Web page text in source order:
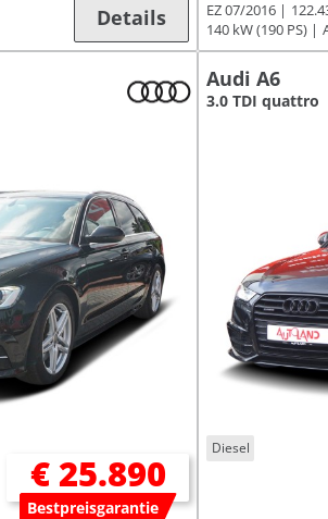
Details EZ 07/2016
140 kW (190 PS)
€ 25.890
Bestpreisgarantie
Audi A6
3.0 TDI quattro
Diesel